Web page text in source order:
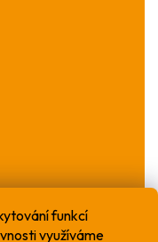
funkcí
využíváme